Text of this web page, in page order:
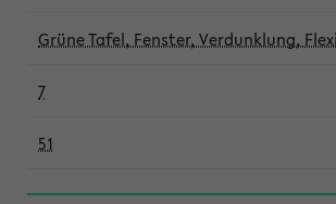
Grüne Tafel, Fenster, Verdunklung,
7
51